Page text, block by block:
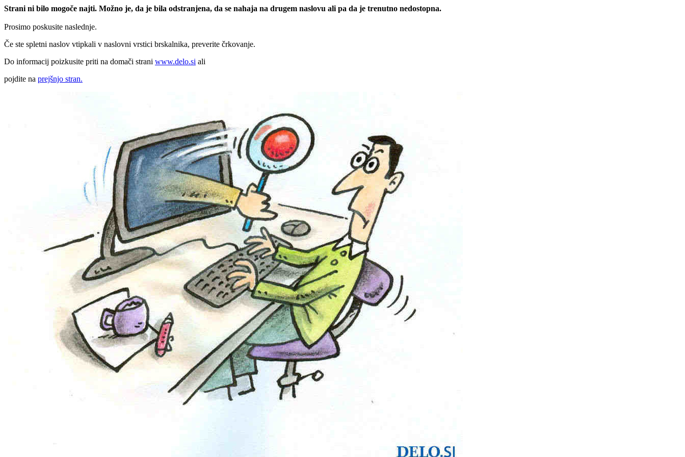
Strani ni bilo mogoče najti. Možno je, da je bila odstranjena, da se nahaja na drugem naslovu ali pa da je trenutno nedostopna.
Prosimo poskusite naslednje.
Če ste spletni naslov vtipkali v naslovni vrstici brskalnika, preverite črkovanje.
Do informacij poizkusite priti na domači strani www.delo.si ali
pojdite na prejšnjo stran.